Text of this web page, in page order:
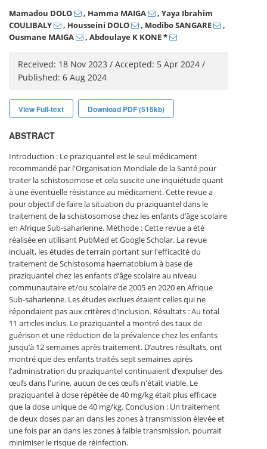
Mamadou DOLO , Hamma MAIGA
, Yaya Ibrahim
COULIBALY
, Housseini DOLO , Modibo SANGARE
,
Ousmane MAIGA
, Abdoulaye K KONE*
Received: 18 Nov 2023 / Accepted: 5 Apr 2024 /
Published: 6 Aug 2024
View Full-text Download PDF (515kb)
ABSTRACT
Introduction : Le praziquantel est le seul médicament
recommandé par l'Organisation Mondiale de la Santé pour
traiter la schistosomose et cela suscite une inquiétude quant
à une éventuelle résistance au médicament. Cette revue a
pour objectif de faire la situation du praziquantel dans le
traitement de la schistosomose chez les enfants d’âge scolaire
en Afrique Sub-saharienne. Méthode : Cette revue a été
réalisée en utilisant PubMed et Google Scholar. La revue
incluait, les études de terrain portant sur l'efficacité du
traitement de Schistosoma haematobium à base de
praziquantel chez les enfants d’âge scolaire au niveau
communautaire et/ou scolaire de 2005 en 2020 en Afrique
Sub-saharienne. Les études exclues étaient celles qui ne
répondaient pas aux critères d’inclusion. Résultats : Au total
11 articles inclus. Le praziquantel a montré des taux de
guérison et une réduction de la prévalence chez les enfants
jusqu’à 12 semaines après traitement. D’autres résultats, ont
montré que des enfants traités sept semaines après
l'administration du praziquantel continuaient d’expulser des
œufs dans l'urine, aucun de ces œufs n'était viable. Le
praziquantel à dose répétée de 40 mg/kg était plus efficace
que la dose unique de 40 mg/kg. Conclusion : Un traitement
de deux doses par an dans les zones à transmission élevée et
une fois par an dans les zones à faible transmission, pourrait
minimiser le risque de réinfection.